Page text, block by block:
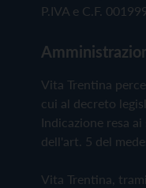
P.IVA e C.F.
Vita Trentina
cui al decreto
Indicazione resa
dell'art. 5 del
Vita Trentina,